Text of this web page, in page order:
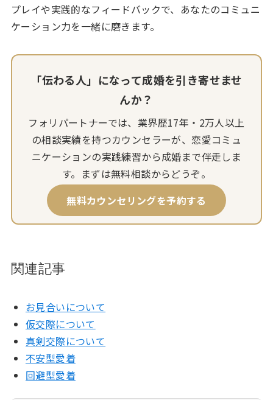
プレイや実践的なフィードバックで、あなたのコミュニ
ケーション力を一緒に磨きます。
「伝わる人」になって成婚を引き寄せませ
んか？
フォリパートナーでは、業界歴17年・2万人以上
の相談実績を持つカウンセラーが、恋愛コミュ
ニケーションの実践練習から成婚まで伴走しま
す。まずは無料相談からどうぞ。
無料カウンセリングを予約する
関連記事
お見合いについて
仮交際について
真剣交際について
不安型愛着
回避型愛着